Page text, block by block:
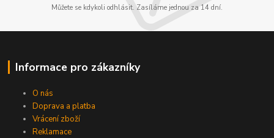
Můžete se kdykoli odhlásit. Zasíláme jednou za 14 dní.
Informace pro zákazníky
O nás
Doprava a platba
Vrácení zboží
Reklamace